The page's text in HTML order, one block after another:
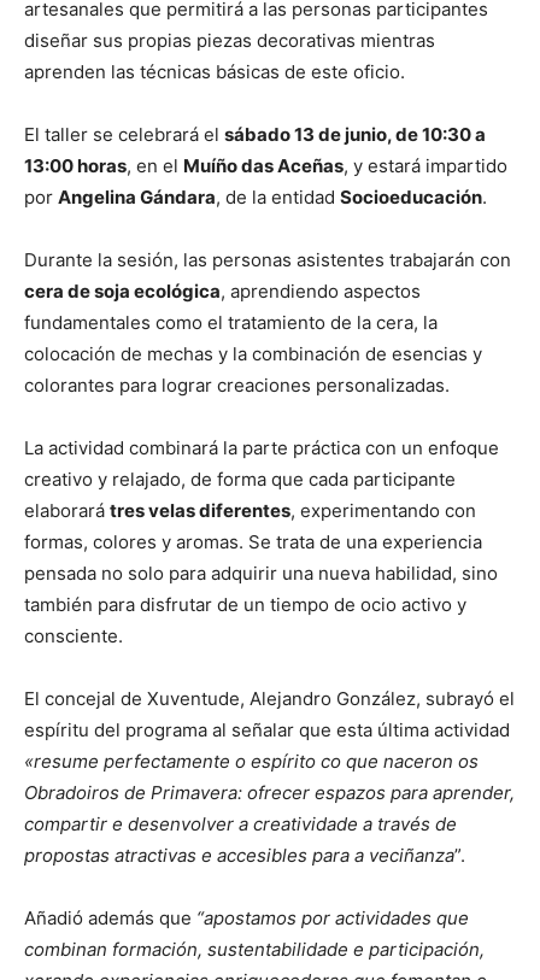
artesanales que permitirá a las personas participantes
diseñar sus propias piezas decorativas mientras
aprenden las técnicas básicas de este oficio.
El taller se celebrará el sábado 13 de junio, de 10:30 a
13:00 horas, en el Muíño das Aceñas, y estará impartido
por Angelina Gándara, de la entidad Socioeducación.
Durante la sesión, las personas asistentes trabajarán con
cera de soja ecológica, aprendiendo aspectos
fundamentales como el tratamiento de la cera, la
colocación de mechas y la combinación de esencias y
colorantes para lograr creaciones personalizadas.
La actividad combinará la parte práctica con un enfoque
creativo y relajado, de forma que cada participante
elaborará tres velas diferentes, experimentando con
formas, colores y aromas. Se trata de una experiencia
pensada no solo para adquirir una nueva habilidad, sino
también para disfrutar de un tiempo de ocio activo y
consciente.
El concejal de Xuventude, Alejandro González, subrayó el
espíritu del programa al señalar que esta última actividad
«resume perfectamente o espírito co que naceron os
Obradoiros de Primavera: ofrecer espazos para aprender,
compartir e desenvolver a creatividade a través de
propostas atractivas e accesibles para a veciñanza”.
Añadió además que “apostamos por actividades que
combinan formación, sustentabilidade e participación,